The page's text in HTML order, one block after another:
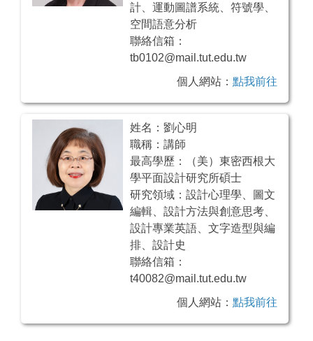
計、運動圖譜系統、符號學、
空間語意分析
聯絡信箱：
tb0102@mail.tut.edu.tw
個人網站： 點我前往
姓名：劉心明
職稱：講師
最高學歷：（美）東密西根大
學平面設計研究所碩士
研究領域：設計心理學、圖文
編輯、設計方法與創意思考、
設計專業英語、文字造型與編
排、設計史
聯絡信箱：
t40082@mail.tut.edu.tw
個人網站： 點我前往